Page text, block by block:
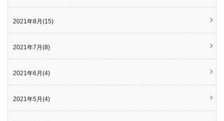
2021年8月(15)
2021年7月(8)
2021年6月(4)
2021年5月(4)